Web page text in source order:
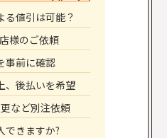
る値引は可能？
様のご依頼
事前に確認
、後払いを希望
など別注依頼
できますか?